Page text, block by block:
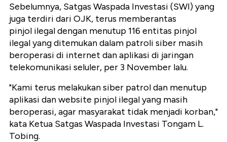
Sebelumnya, Satgas Waspada Investasi (SWI) yang
juga terdiri dari OJK, terus memberantas
pinjol ilegal dengan menutup 116 entitas pinjol
ilegal yang ditemukan dalam patroli siber masih
beroperasi di internet dan aplikasi di jaringan
telekomunikasi seluler, per 3 November lalu.
"Kami terus melakukan siber patrol dan menutup
aplikasi dan website pinjol ilegal yang masih
beroperasi, agar masyarakat tidak menjadi korban,"
kata Ketua Satgas Waspada Investasi Tongam L.
Tobing.